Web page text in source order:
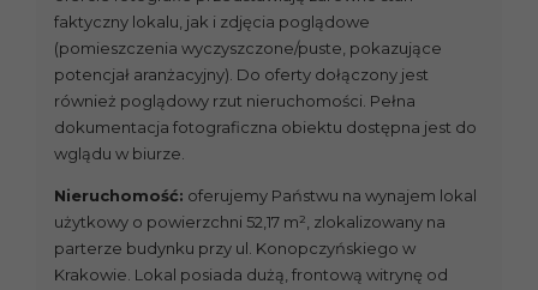
faktyczny lokalu, jak i zdjęcia poglądowe
(pomieszczenia wyczyszczone/puste, pokazujące
potencjał aranżacyjny). Do oferty dołączony jest
również poglądowy rzut nieruchomości. Pełna
dokumentacja fotograficzna obiektu dostępna jest do
wglądu w biurze.
Nieruchomość: oferujemy Państwu na wynajem lokal
użytkowy o powierzchni 52,17 m², zlokalizowany na
parterze budynku przy ul. Konopczyńskiego w
Krakowie. Lokal posiada dużą, frontową witrynę od